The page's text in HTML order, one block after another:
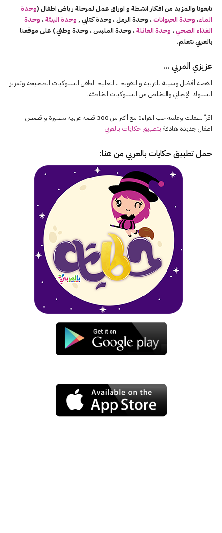
تابعونا والمزيد من افكار انشطة و اوراق عمل لمرحلة رياض اطفال (وحدة
الماء، وحدة الحيوانات، وحدة الرمل ، وحدة كتابي , وحدة البيئة، وحدة
الغذاء الصحي، وحدة العائلة، وحدة الملبس ، وحدة وطني ) على موقعنا
بالعربي نتعلم.
عزيزي المربي …
القصة أفضل وسيلة للتربية والتقويم .. لتعليم الطفل السلوكيات الصحيحة وتعزيز
السلوك الإيجابي والتخلص من السلوكيات الخاطئة.
اقرأ لطفلك وعلمه حب القراءة مع أكثر من 300 قصة عربية مصورة و قصص
اطفال جديدة هادفة بتطبيق حكايات بالعربي
حمل تطبيقحكايات بالعربي من هنا: